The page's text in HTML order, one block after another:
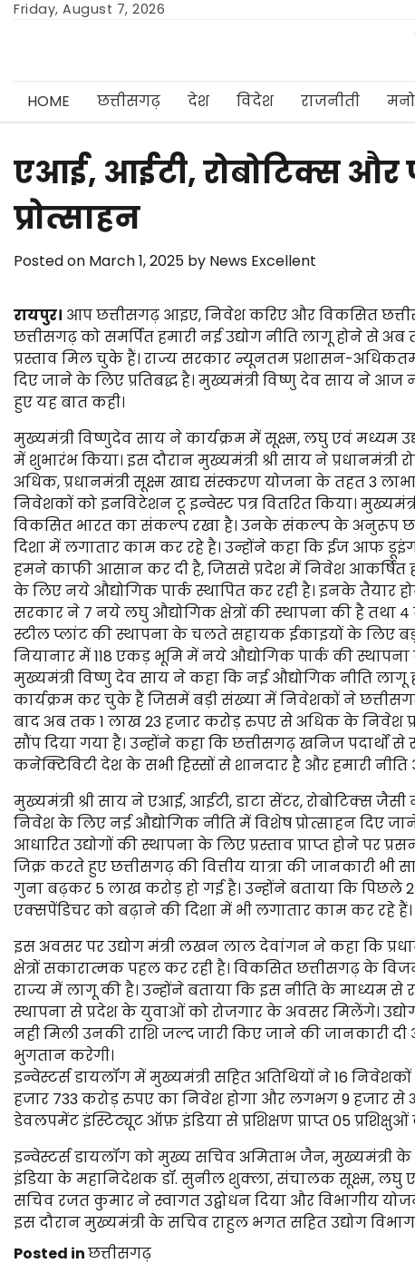
SkipFriday, August 7, 2026
HOME छत्तीसगढ़ देश विदेश राजनीती
एआई, आईटी, रोबोटिक्स और
प्रोत्साहन
Posted on March 1, 2025 by News Excellent
रायपुर। आप छत्तीसगढ़ आइए, निवेश करिए और विकसित
छत्तीसगढ़ को समर्पित हमारी नई उद्योग नीति लागू होने से
प्रस्ताव मिल चुके हैं। राज्य सरकार न्यूनतम प्रशासन-
दिए जाने के लिए प्रतिबद्ध है। मुख्यमंत्री विष्णु देव साय ने
हुए यह बात कही।
मुख्यमंत्री विष्णुदेव साय ने कार्यक्रम में सूक्ष्म, लघु एवं मध्यम
में शुभारंभ किया। इस दौरान मुख्यमंत्री श्री साय ने
अधिक, प्रधानमंत्री सूक्ष्म खाद्य संस्करण योजना के तहत 3
निवेशकों को इनविटेशन टू इन्वेस्ट पत्र वितरित किया।
विकसित भारत का संकल्प रखा है। उनके संकल्प के अनुरूप
दिशा में लगातार काम कर रहे है। उन्होंने कहा कि ईज आफ
हमने काफी आसान कर दी है, जिससे प्रदेश में निवेश आकर्षित
के लिए नये औद्योगिक पार्क स्थापित कर रही है। इनके तैयार
सरकार ने 7 नये लघु औद्योगिक क्षेत्रों की स्थापना की है तथा 4
स्टील प्लांट की स्थापना के चलते सहायक ईकाइयों के लिए
नियानार में 118 एकड़ भूमि में नये औद्योगिक पार्क की स्थापना
मुख्यमंत्री विष्णु देव साय ने कहा कि नई औद्योगिक नीति
कार्यक्रम कर चुके हैं जिसमें बड़ी संख्या में निवेशकों ने
बाद अब तक 1 लाख 23 हजार करोड़ रुपए से अधिक के निवेश
सौंप दिया गया है। उन्होंने कहा कि छत्तीसगढ़ खनिज पदार्थों
कनेक्टिविटी देश के सभी हिस्सों से शानदार है और हमारी
मुख्यमंत्री श्री साय ने एआई, आईटी, डाटा सेंटर, रोबोटिक्स
निवेश के लिए नई औद्योगिक नीति में विशेष प्रोत्साहन दिए
आधारित उद्योगों की स्थापना के लिए प्रस्ताव प्राप्त होने पर
जिक्र करते हुए छत्तीसगढ़ की वित्तीय यात्रा की जानकारी भी
गुना बढ़कर 5 लाख करोड़ हो गई है। उन्होंने बताया कि
एक्सपेंडिचर को बढ़ाने की दिशा में भी लगातार काम कर रहे हैं।
इस अवसर पर उद्योग मंत्री लखन लाल देवांगन ने कहा कि
क्षेत्रों सकारात्मक पहल कर रही है। विकसित छत्तीसगढ़ के
राज्य में लागू की है। उन्होंने बताया कि इस नीति के माध्यम से
स्थापना से प्रदेश के युवाओं को रोजगार के अवसर मिलेंगे। उद्योग
नही मिली उनकी राशि जल्द जारी किए जाने की जानकारी
भुगतान करेगी।
इन्वेस्टर्स डायलॉग में मुख्यमंत्री सहित अतिथियों ने 16
हजार 733 करोड़ रुपए का निवेश होगा और लगभग 9 हजार से
डेवलपमेंट इंस्टिट्यूट ऑफ़ इंडिया से प्रशिक्षण प्राप्त 05 प्रशिक्षुओं
इन्वेस्टर्स डायलॉग को मुख्य सचिव अमिताभ जैन, मुख्यमंत्री
इंडिया के महानिदेशक डॉ. सुनील शुक्ला, संचालक सूक्ष्म, लघु
सचिव रजत कुमार ने स्वागत उद्बोधन दिया और विभागीय
इस दौरान मुख्यमंत्री के सचिव राहुल भगत सहित उद्योग
Posted inछत्तीसगढ़